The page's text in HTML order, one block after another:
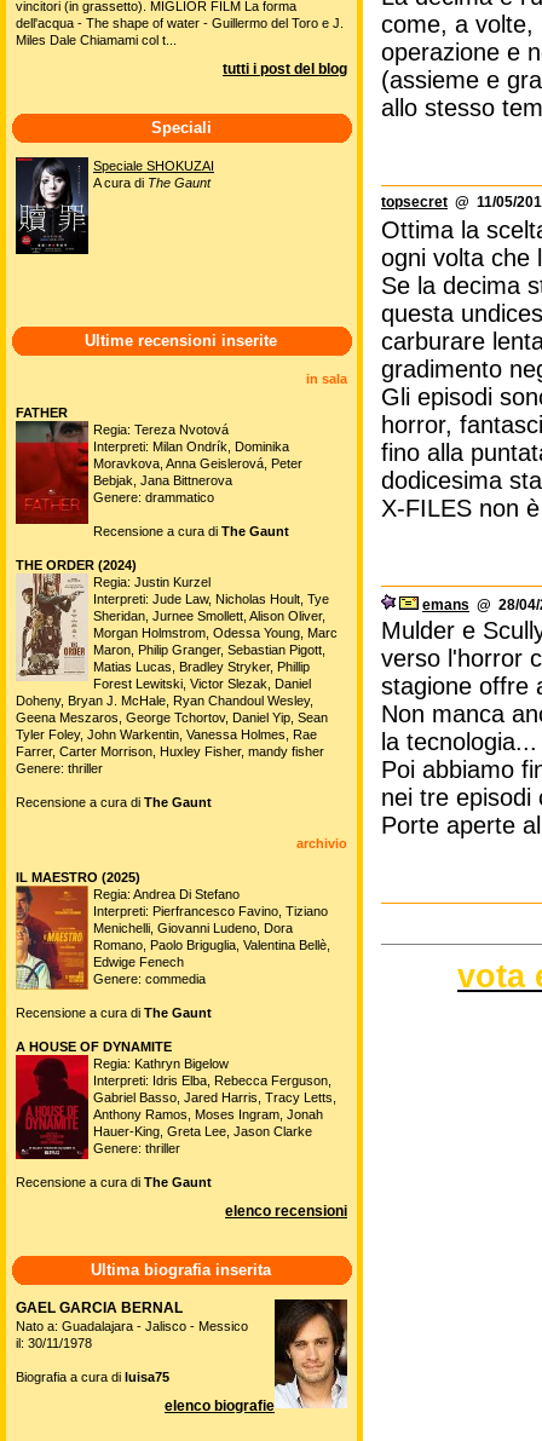
come, a volte,
operazione e
(assieme e
allo stesso
topsecret @ 11/05/
Ottima la
ogni volta che
Se la decima
questa
carburare
gradimento
Gli episodi
horror,
fino alla
dodicesima
X-FILES non
emans @ 28/
Mulder e
verso l'horror
stagione offre
Non manca
la tecnologia...
Poi abbiamo
nei tre episodi
Porte aperte
vota
vincitori (in grassetto). MIGLIOR FILM La forma
dell'acqua - The shape of water - Guillermo del Toro e J.
Miles Dale Chiamami col t...
tutti i post del blog
Speciali
Speciale SHOKUZAI
A cura di The Gaunt
Ultime recensioni inserite
in sala
FATHER
Regia: Tereza Nvotová
Interpreti: Milan Ondrík, Dominika
Moravkova, Anna Geislerová, Peter
Bebjak, Jana Bittnerova
Genere: drammatico
Recensione a cura di The Gaunt
THE ORDER (2024)
Regia: Justin Kurzel
Interpreti: Jude Law, Nicholas Hoult, Tye
Sheridan, Jurnee Smollett, Alison Oliver,
Morgan Holmstrom, Odessa Young, Marc
Maron, Philip Granger, Sebastian Pigott,
Matias Lucas, Bradley Stryker, Phillip
Forest Lewitski, Victor Slezak, Daniel
Doheny, Bryan J. McHale, Ryan Chandoul Wesley,
Geena Meszaros, George Tchortov, Daniel Yip, Sean
Tyler Foley, John Warkentin, Vanessa Holmes, Rae
Farrer, Carter Morrison, Huxley Fisher, mandy fisher
Genere: thriller
Recensione a cura di The Gaunt
archivio
IL MAESTRO (2025)
Regia: Andrea Di Stefano
Interpreti: Pierfrancesco Favino, Tiziano
Menichelli, Giovanni Ludeno, Dora
Romano, Paolo Briguglia, Valentina Bellè,
Edwige Fenech
Genere: commedia
Recensione a cura di The Gaunt
A HOUSE OF DYNAMITE
Regia: Kathryn Bigelow
Interpreti: Idris Elba, Rebecca Ferguson,
Gabriel Basso, Jared Harris, Tracy Letts,
Anthony Ramos, Moses Ingram, Jonah
Hauer-King, Greta Lee, Jason Clarke
Genere: thriller
Recensione a cura di The Gaunt
elenco recensioni
Ultima biografia inserita
GAEL GARCIA BERNAL
Nato a: Guadalajara - Jalisco - Messico
il: 30/11/1978
Biografia a cura di luisa75
elenco biografie